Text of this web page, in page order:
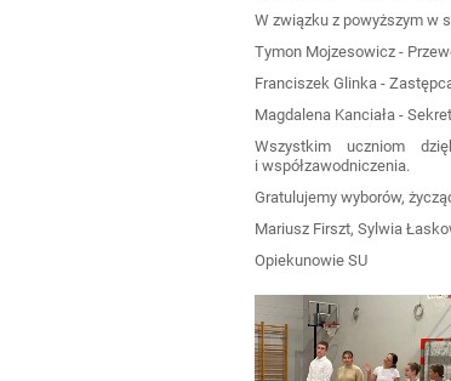
W związku z powyższym w
Tymon Mojzesowicz -
Franciszek Glinka -
Magdalena Kanciała -
Wszystkim uczniom
i współzawodniczenia.
Gratulujemy wyborów,
Mariusz Firszt, Sylwia
Opiekunowie SU